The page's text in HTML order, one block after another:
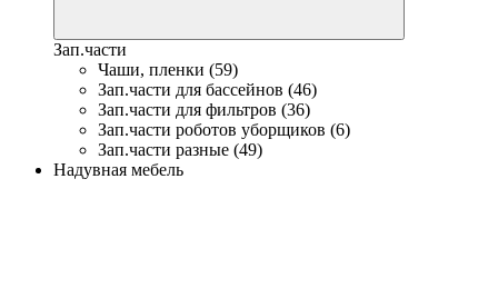
Зап.части
Чаши, пленки (59)
Зап.части для бассейнов (46)
Зап.части для фильтров (36)
Зап.части роботов уборщиков (6)
Зап.части разные (49)
Надувная мебель